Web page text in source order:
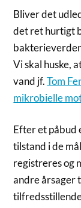
Bliver det
det ret hurtigt
Vi skal huske,
vand jf.Tom
mikrobielle
Efter et påbud
tilstand i de
registreres og
andre årsager